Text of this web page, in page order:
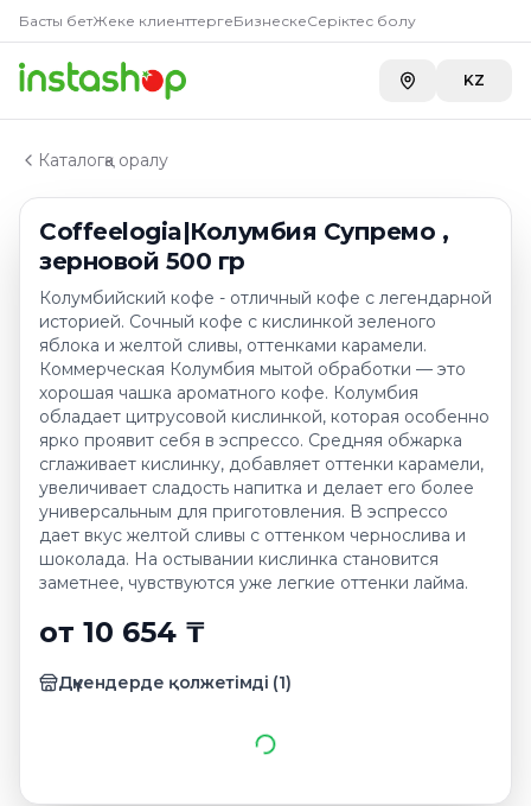
Басты бетЖеке клиенттергеБизнескеСеріктес болу
KZ
Каталогқа оралу
Coffeelogia|Колумбия Супремо ,
зерновой 500 гр
Колумбийский кофе - отличный кофе с легендарной
историей. Сочный кофе с кислинкой зеленого
яблока и желтой сливы, оттенками карамели.
Коммерческая Колумбия мытой обработки — это
хорошая чашка ароматного кофе. Колумбия
обладает цитрусовой кислинкой, которая особенно
ярко проявит себя в эспрессо. Средняя обжарка
сглаживает кислинку, добавляет оттенки карамели,
увеличивает сладость напитка и делает его более
универсальным для приготовления. В эспрессо
дает вкус желтой сливы с оттенком чернослива и
шоколада. На остывании кислинка становится
заметнее, чувствуются уже легкие оттенки лайма.
от 10 654 ₸
Дүкендерде қолжетімді (1)
Главная
Каталог
Кофе зерновой
Coffeelogia|Колумбия Супремо , зерновой 500 гр
Купить